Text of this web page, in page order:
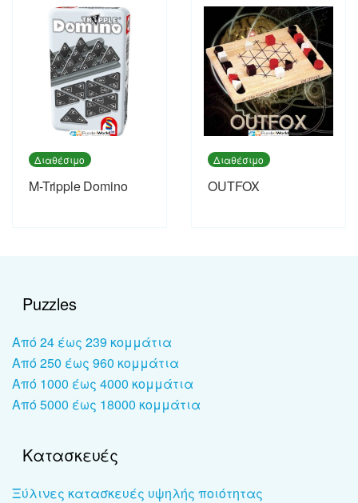
Διαθέσιμο
M-Tripple Domino
Διαθέσιμο
OUTFOX
Puzzles
Από 24 έως 239 κομμάτια
Από 250 έως 960 κομμάτια
Από 1000 έως 4000 κομμάτια
Από 5000 έως 18000 κομμάτια
Κατασκευές
Ξύλινες κατασκευές υψηλής ποιότητας